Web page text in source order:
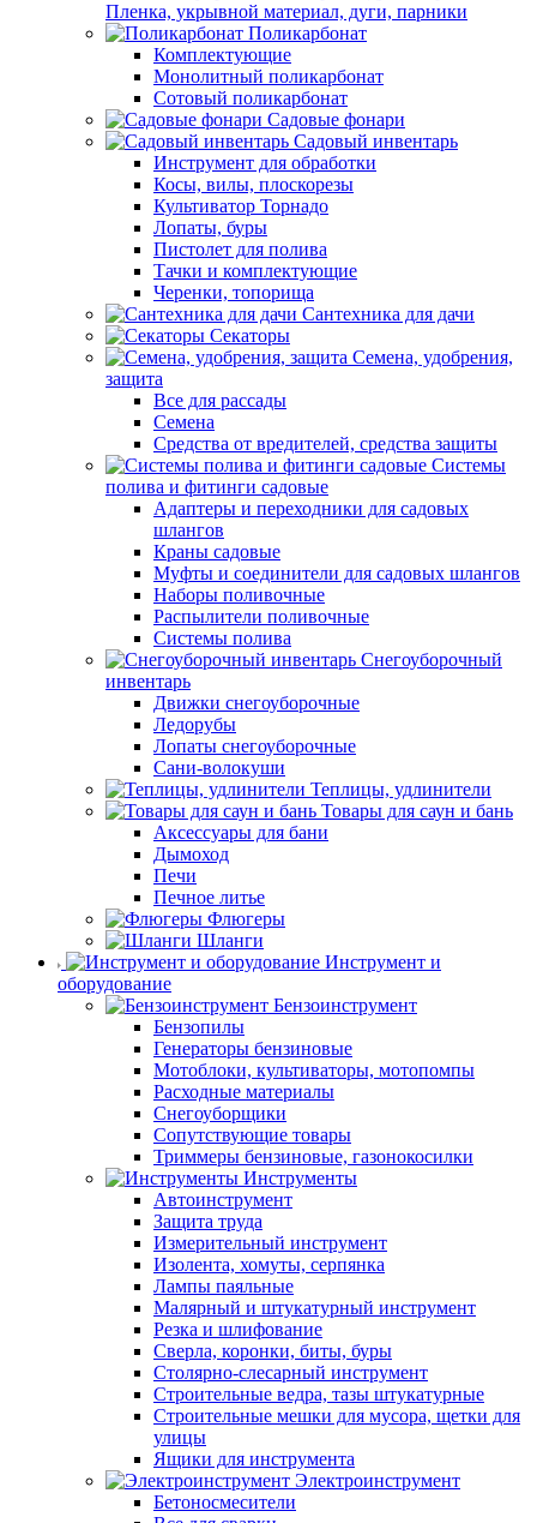
Пленка, укрывной материал, дуги, парники
Поликарбонат
Комплектующие
Монолитный поликарбонат
Сотовый поликарбонат
Садовые фонари
Садовый инвентарь
Инструмент для обработки
Косы, вилы, плоскорезы
Культиватор Торнадо
Лопаты, буры
Пистолет для полива
Тачки и комплектующие
Черенки, топорища
Сантехника для дачи
Секаторы
Семена, удобрения,
защита
Все для рассады
Семена
Средства от вредителей, средства защиты
Системы
полива и фитинги садовые
Адаптеры и переходники для садовых
шлангов
Краны садовые
Муфты и соединители для садовых шлангов
Наборы поливочные
Распылители поливочные
Системы полива
Снегоуборочный
инвентарь
Движки снегоуборочные
Ледорубы
Лопаты снегоуборочные
Сани-волокуши
Теплицы, удлинители
Товары для саун и бань
Аксессуары для бани
Дымоход
Печи
Печное литье
Флюгеры
Шланги
Инструмент и
оборудование
Бензоинструмент
Бензопилы
Генераторы бензиновые
Мотоблоки, культиваторы, мотопомпы
Расходные материалы
Снегоуборщики
Сопутствующие товары
Триммеры бензиновые, газонокосилки
Инструменты
Автоинструмент
Защита труда
Измерительный инструмент
Изолента, хомуты, серпянка
Лампы паяльные
Малярный и штукатурный инструмент
Резка и шлифование
Сверла, коронки, биты, буры
Столярно-слесарный инструмент
Строительные ведра, тазы штукатурные
Строительные мешки для мусора, щетки для
улицы
Ящики для инструмента
Электроинструмент
Бетоносмесители